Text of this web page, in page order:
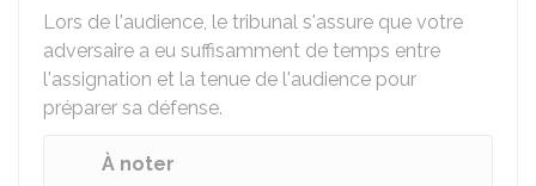
Lors de l'audience, le tribunal s'assure que votre
adversaire a eu suffisamment de temps entre
l'assignation et la tenue de l'audience pour
préparer sa défense.
À noter